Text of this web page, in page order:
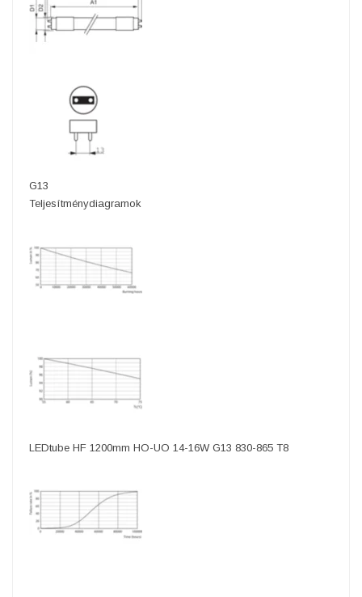
G13
Teljesítménydiagramok
LEDtube HF 1200mm HO-UO 14-16W G13 830-865 T8